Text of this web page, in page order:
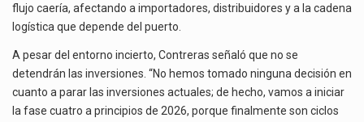
flujo caería, afectando a importadores, distribuidores y a la cadena
logística que depende del puerto.
A pesar del entorno incierto, Contreras señaló que no se
detendrán las inversiones. “No hemos tomado ninguna decisión en
cuanto a parar las inversiones actuales; de hecho, vamos a iniciar
la fase cuatro a principios de 2026, porque finalmente son ciclos